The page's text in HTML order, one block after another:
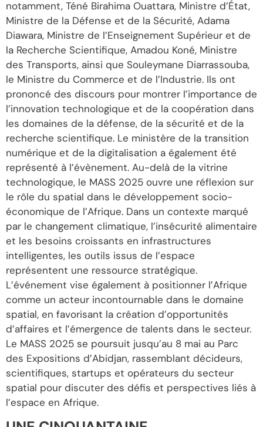
notamment, Téné Birahima Ouattara, Ministre d’État,
Ministre de la Défense et de la Sécurité, Adama
Diawara, Ministre de l’Enseignement Supérieur et de
la Recherche Scientifique, Amadou Koné, Ministre
des Transports, ainsi que Souleymane Diarrassouba,
le Ministre du Commerce et de l’Industrie. Ils ont
prononcé des discours pour montrer l’importance de
l’innovation technologique et de la coopération dans
les domaines de la défense, de la sécurité et de la
recherche scientifique. Le ministère de la transition
numérique et de la digitalisation a également été
représenté à l’évènement. Au-delà de la vitrine
technologique, le MASS 2025 ouvre une réflexion sur
le rôle du spatial dans le développement socio-
économique de l’Afrique. Dans un contexte marqué
par le changement climatique, l’insécurité alimentaire
et les besoins croissants en infrastructures
intelligentes, les outils issus de l’espace
représentent une ressource stratégique.
L’événement vise également à positionner l’Afrique
comme un acteur incontournable dans le domaine
spatial, en favorisant la création d’opportunités
d’affaires et l’émergence de talents dans le secteur.
Le MASS 2025 se poursuit jusqu’au 8 mai au Parc
des Expositions d’Abidjan, rassemblant décideurs,
scientifiques, startups et opérateurs du secteur
spatial pour discuter des défis et perspectives liés à
l’espace en Afrique.